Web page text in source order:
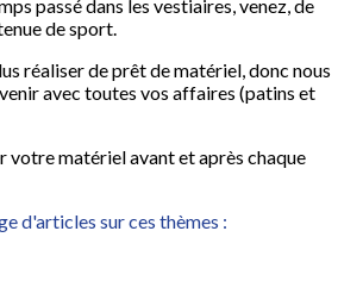
passé dans les vestiaires, venez, de
de sport.
réaliser de prêt de matériel, donc nous
avec toutes vos affaires (patins et
votre matériel avant et après chaque
d'articles sur ces thèmes :